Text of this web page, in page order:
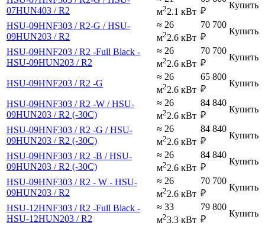
07HUN403 / R2
м22.1 кВт ₽
Купить
HSU-09HNF303 / R2-G / HSU-
09HUN203 / R2
≈ 26
м22.6 кВт
70 700
₽
Купить
HSU-09HNF203 / R2 -Full Black -
HSU-09HUN203 / R2
≈ 26
м22.6 кВт
70 700
₽
Купить
HSU-09HNF203 / R2 -G
≈ 26
м22.6 кВт
65 800
₽
Купить
HSU-09HNF303 / R2 -W / HSU-
09HUN203 / R2 (-30С)
≈ 26
м22.6 кВт
84 840
₽
Купить
HSU-09HNF303 / R2 -G / HSU-
09HUN203 / R2 (-30С)
≈ 26
м22.6 кВт
84 840
₽
Купить
HSU-09HNF303 / R2 -B / HSU-
09HUN203 / R2 (-30С)
≈ 26
м22.6 кВт
84 840
₽
Купить
HSU-09HNF303 / R2 - W - HSU-
09HUN203 / R2
≈ 26
м22.6 кВт
70 700
₽
Купить
HSU-12HNF303 / R2 -Full Black -
HSU-12HUN203 / R2
≈ 33
м23.3 кВт
79 800
₽
Купить